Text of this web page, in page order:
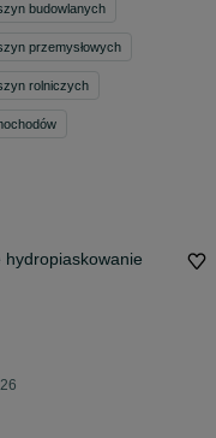
budowlanych
przemysłowych
rolniczych
hydropiaskowanie